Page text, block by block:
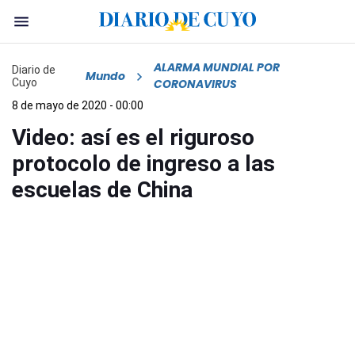
Diario de
Cuyo
Mundo
ALARMA MUNDIAL POR
CORONAVIRUS
8 de mayo de 2020 - 00:00
Video: así es el riguroso
protocolo de ingreso a las
escuelas de China